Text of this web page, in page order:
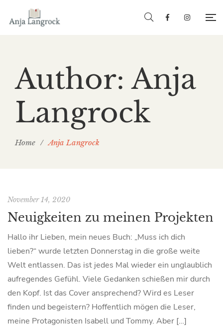
Author: Anja
Langrock
Home / Anja Langrock
November 14, 2020
Neuigkeiten zu meinen Projekten
Hallo ihr Lieben, mein neues Buch: „Muss ich dich
lieben?“ wurde letzten Donnerstag in die große weite
Welt entlassen. Das ist jedes Mal wieder ein unglaublich
aufregendes Gefühl. Viele Gedanken schießen mir durch
den Kopf. Ist das Cover ansprechend? Wird es Leser
finden und begeistern? Hoffentlich mögen die Leser,
meine Protagonisten Isabell und Tommy. Aber […]